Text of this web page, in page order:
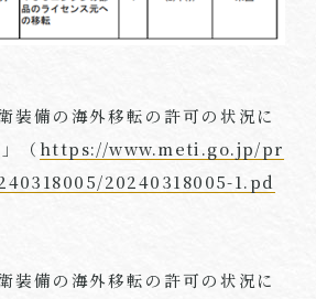
装備の海外移転の許可の状況に
（https://www.meti.go.jp/pr
20240318005-1.pd
装備の海外移転の許可の状況に